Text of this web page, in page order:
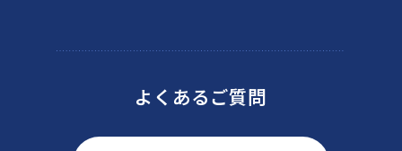
よくあるご質問